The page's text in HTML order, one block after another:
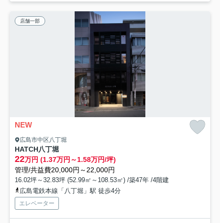
店舗一部
NEW
広島市中区八丁堀
HATCH八丁堀
22万円 (1.37万円～1.58万円/坪)
管理/共益費20,000円～22,000円
16.02坪～32.83坪 (52.99㎡～108.53㎡) /築47年 /4階建
広島電鉄本線「八丁堀」駅 徒歩4分
エレベーター